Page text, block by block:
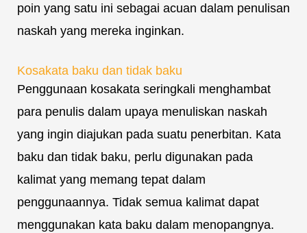
poin yang satu ini sebagai acuan dalam penulisan
naskah yang mereka inginkan.
Kosakata baku dan tidak baku
Penggunaan kosakata seringkali menghambat
para penulis dalam upaya menuliskan naskah
yang ingin diajukan pada suatu penerbitan. Kata
baku dan tidak baku, perlu digunakan pada
kalimat yang memang tepat dalam
penggunaannya. Tidak semua kalimat dapat
menggunakan kata baku dalam menopangnya.